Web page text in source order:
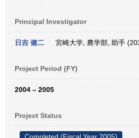
Principal Investigator
日吉 健二 宮崎大学, 農学部, 助手
Project Period (FY)
2004 – 2005
Project Status